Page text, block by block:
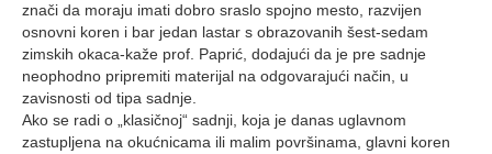
znači da moraju imati dobro sraslo spojno mesto, razvijen
osnovni koren i bar jedan lastar s obrazovanih šest-sedam
zimskih okaca-kaže prof. Paprić, dodajući da je pre sadnje
neophodno pripremiti materijal na odgovarajući način, u
zavisnosti od tipa sadnje.
Ako se radi o „klasičnoj“ sadnji, koja je danas uglavnom
zastupljena na okućnicama ili malim površinama, glavni koren